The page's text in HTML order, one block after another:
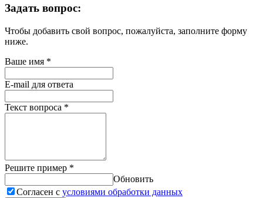
Задать вопрос:
Чтобы добавить свой вопрос, пожалуйста, заполните форму
ниже.
Ваше имя *
E-mail для ответа
Текст вопроса *
Решите пример *
Обновить
Согласен с условиями обработки данных